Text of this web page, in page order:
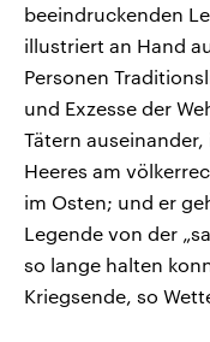
beeindruckenden
illustriert an Hand
Personen
und Exzesse der
Tätern
Heeres am
im Osten; und er
Legende von der
so lange halten
Kriegsende, so